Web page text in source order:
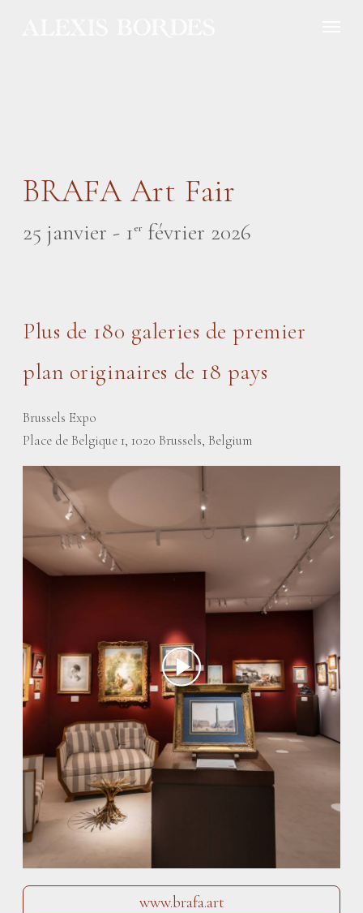
BRAFA Art Fair
25 janvier - 1er février 2026
Plus de 180 galeries de premier
plan originaires de 18 pays
Brussels Expo
Place de Belgique 1, 1020 Brussels, Belgium
www.brafa.art